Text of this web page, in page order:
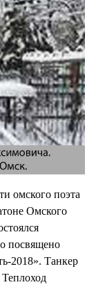
омского поэта
Омского
посвящено
2018». Танкер